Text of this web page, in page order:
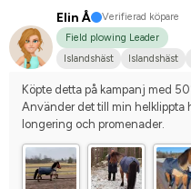
Elin Å
Verifierad köpare
Field plowing Leader
Islandshäst
Islandshäst
Köpte detta på kampanj med
Använder det till min helklippta
longering och promenader.